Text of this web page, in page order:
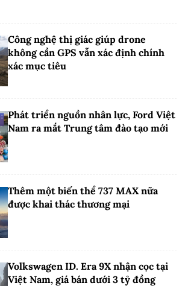
Công nghệ thị giác giúp drone
không cần GPS vẫn xác định chính
xác mục tiêu
Phát triển nguồn nhân lực, Ford Việt
Nam ra mắt Trung tâm đào tạo mới
Thêm một biến thể 737 MAX nữa
được khai thác thương mại
Volkswagen ID. Era 9X nhận cọc tại
Việt Nam, giá bán dưới 3 tỷ đồng